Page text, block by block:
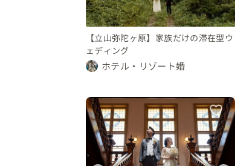
【立山弥陀ヶ原】家族だけの滞在型ウ
ェディング
ホテル・リゾート婚